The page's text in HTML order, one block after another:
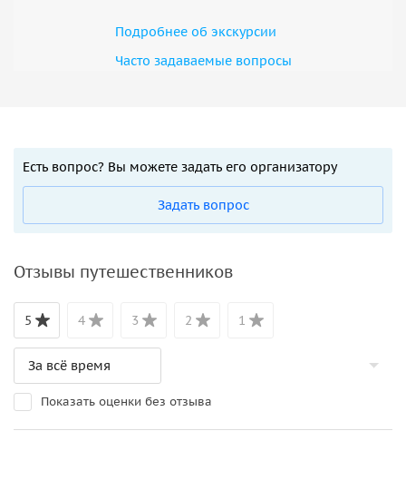
Подробнее об экскурсии
Часто задаваемые вопросы
Есть вопрос? Вы можете задать его организатору
Задать вопрос
Отзывы путешественников
5 4 3 2 1
Показать оценки без отзыва